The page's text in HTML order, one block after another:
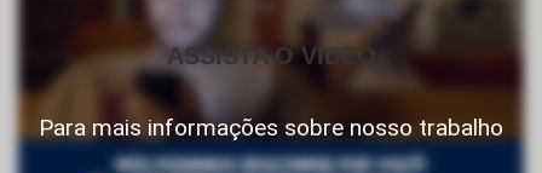
ASSISTA O VIDEO
Para mais informações sobre nosso trabalho